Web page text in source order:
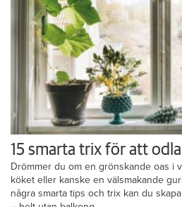
15 smarta trix för att
Drömmer du om en grönskande oas i
köket eller kanske en välsmakande
några smarta tips och trix kan du